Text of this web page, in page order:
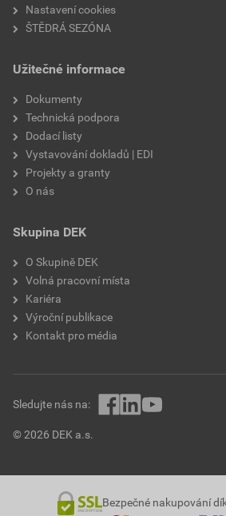
Nastavení cookies
ŠTĚDRÁ SEZÓNA
Užitečné informace
Dokumenty
Technická podpora
Dodací listy
Vystavování dokladů | EDI
Projekty a granty
O nás
Skupina DEK
O Skupině DEK
Volná pracovní místa
Kariéra
Výroční publikace
Kontakt pro média
© 2026 DEK a.s.
Sledujte nás na:
Bezpečné nakupování